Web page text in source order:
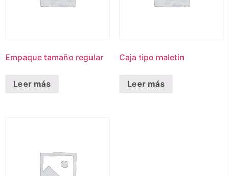
Empaque tamaño regular
Leer más
Caja tipo maletín
Leer más